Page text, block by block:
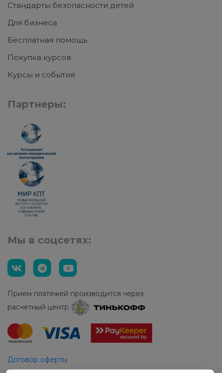
Стандарты безопасности детей
Для бизнеса
Бесплатная помощь
Покупка курсов
Курсы и события
Партнеры:
Мы в соцсетях:
Прием платежей производится через
расчетный центр
Договор оферты